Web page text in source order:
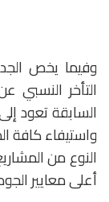
وفيما يخص
التأخر النسبي
السابقة تعود
واستيفاء كافة
النوع من
أعلى معايير